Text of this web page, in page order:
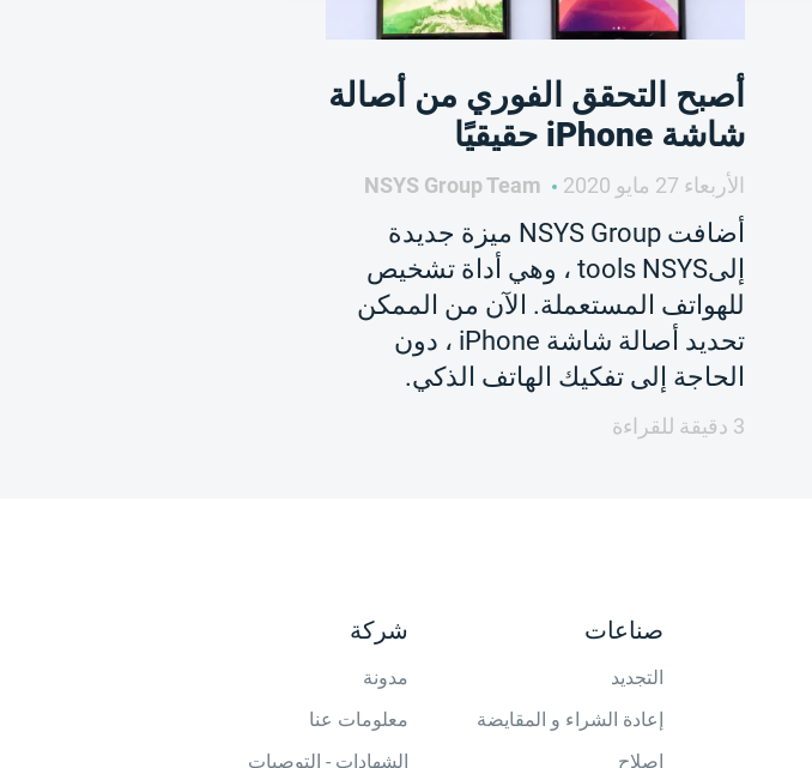
أصبح التحقق الفوري من أصالة
شاشة iPhone حقيقيًا
الأربعاء 27 مايو 2020
أضافت NSYS Group ميزة جديدة
إلىtools NSYS ، وهي أداة تشخيص
للهواتف المستعملة. الآن من الممكن
تحديد أصالة شاشة iPhone ، دون
الحاجة إلى تفكيك الهاتف الذكي.
3 دقيقة للقراءة
صناعات
التجديد
إعادة الشراء و المقايضة
إصلاح
شركة
مدونة
معلومات عنا
الشهادات - التوصيات